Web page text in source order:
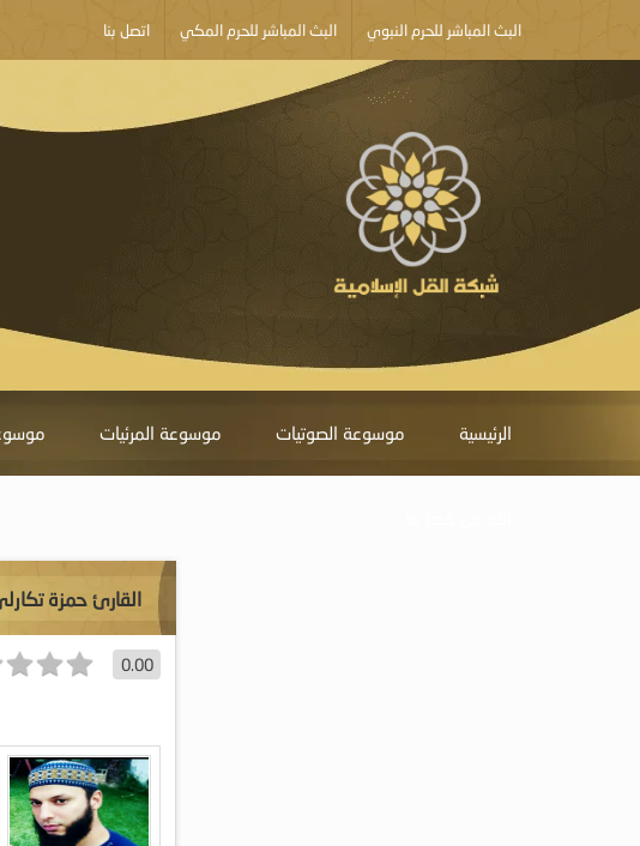
البث المباشر للحرم النبوي البث المباشر للحرم المكي اتصل بنا
الرئيسية موسوعة الصوتيات موسوعة المرئيات
القارئ حمزة
0.00